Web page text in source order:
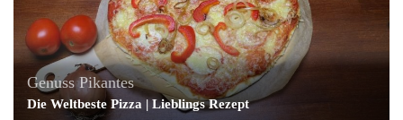
Genuss Pikantes
Die Weltbeste Pizza | Lieblings Rezept